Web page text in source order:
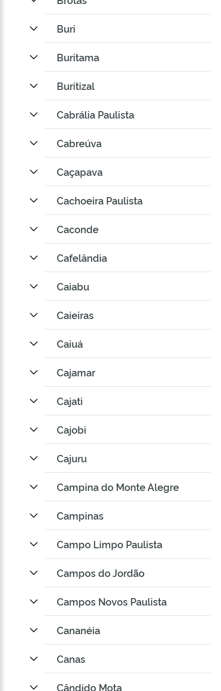
Buri
Buritama
Buritizal
Cabrália Paulista
Cabreúva
Caçapava
Cachoeira Paulista
Caconde
Cafelândia
Caiabu
Caieiras
Caiuá
Cajamar
Cajati
Cajobi
Cajuru
Campina do Monte Alegre
Campinas
Campo Limpo Paulista
Campos do Jordão
Campos Novos Paulista
Cananéia
Canas
Cândido Mota